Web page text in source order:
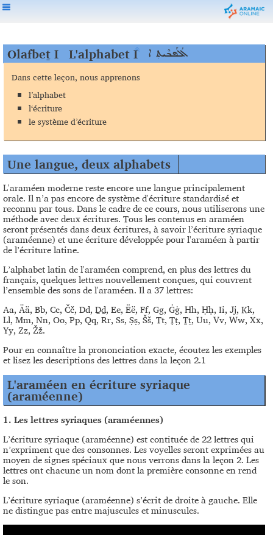
Olafbeṯ I L'alphabet I ܐܳܠܰܦܒܶܝܬ̣ ܐ
Dans cette leçon, nous apprenons
l’alphabet
l‘écriture
le système d’écriture
Une langue, deux alphabets
L'araméen moderne reste encore une langue principalement
orale. Il n’a pas encore de système d'écriture standardisé et
reconnu par tous. Dans le cadre de ce cours, nous utiliserons une
méthode avec deux écritures. Tous les contenus en araméen
seront présentés dans deux écritures, à savoir l’écriture syriaque
(araméenne) et une écriture développée pour l'araméen à partir
de l’écriture latine.
L’alphabet latin de l'araméen comprend, en plus des lettres du
français, quelques lettres nouvellement conçues, qui couvrent
l’ensemble des sons de l'araméen. Il a 37 lettres:
Aa, Ää, Bb, Cc, Čč, Dd, Ḏḏ, Ee, Ëë, Ff, Gg, Ġġ, Hh, Ḥḥ, Ii, Jj, Kk,
Ll, Mm, Nn, Oo, Pp, Qq, Rr, Ss, Ṣṣ, Šš, Tt, Ṭṭ, Ṯṯ, Uu, Vv, Ww, Xx,
Yy, Zz, Žž.
Pour en connaître la prononciation exacte, écoutez les exemples
et lisez les descriptions des lettres dans la leçon 2.1
L'araméen en écriture syriaque
(araméenne)
1.Les lettres syriaques (araméennes)
L’écriture syriaque (araméenne) est contituée de 22 lettres qui
n’expriment que des consonnes. Les voyelles seront exprimées au
moyen de signes spéciaux que nous verrons dans la leçon 2. Les
lettres ont chacune un nom dont la première consonne en rend
le son.
L’écriture syriaque (araméenne) s’écrit de droite à gauche. Elle
ne distingue pas entre majuscules et minuscules.